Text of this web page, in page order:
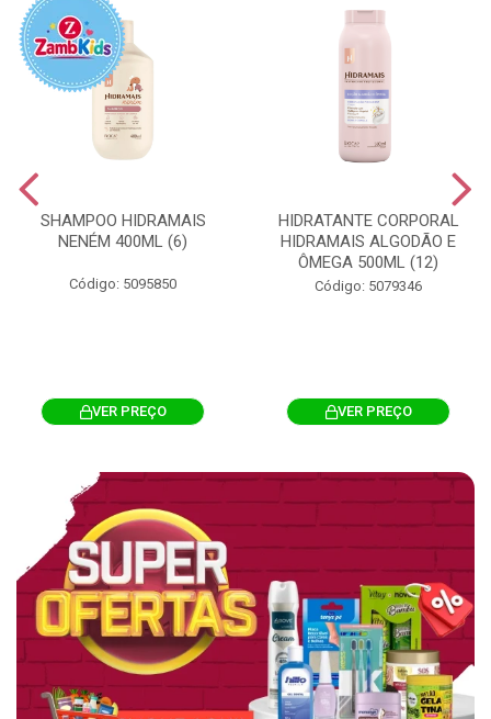
SHAMPOO HIDRAMAIS
NENÉM 400ML (6)
Código: 5095850
VER PREÇO
HIDRATANTE CORPORAL
HIDRAMAIS ALGODÃO E
ÔMEGA 500ML (12)
Código: 5079346
VER PREÇO